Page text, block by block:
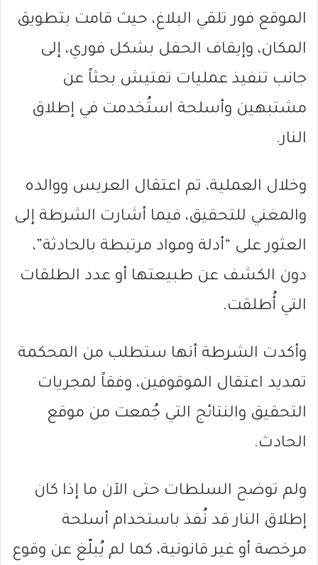
الموقع فور تلقي البلاغ، حيث قامت بتطويق
المكان، وإيقاف الحفل بشكل فوري، إلى
جانب تنفيذ عمليات تفتيش بحثاً عن
مشتبهين وأسلحة استُخدمت في إطلاق
النار.
وخلال العملية، تم اعتقال العريس ووالده
والمغني للتحقيق، فيما أشارت الشرطة إلى
العثور على “أدلة ومواد مرتبطة بالحادثة”،
دون الكشف عن طبيعتها أو عدد الطلقات
التي أُطلقت.
وأكدت الشرطة أنها ستطلب من المحكمة
تمديد اعتقال الموقوفين، وفقاً لمجريات
التحقيق والنتائج التي جُمعت من موقع
الحادث.
ولم توضح السلطات حتى الآن ما إذا كان
إطلاق النار قد نُفذ باستخدام أسلحة
مرخصة أو غير قانونية، كما لم يُبلّغ عن وقوع